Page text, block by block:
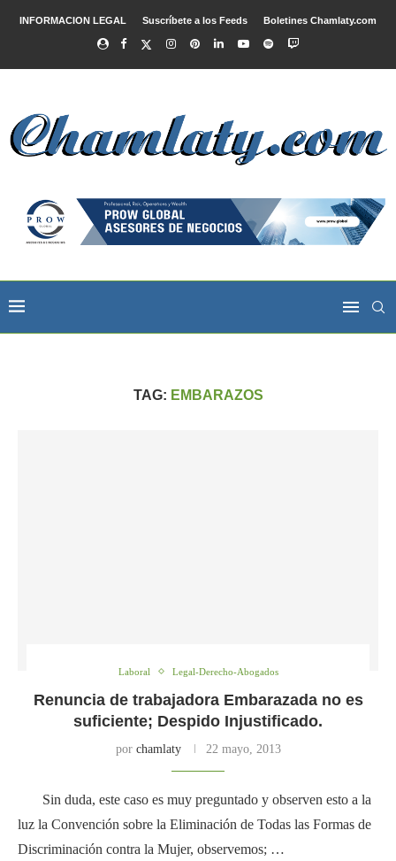
INFORMACION LEGAL Suscríbete a los Feeds Boletines Chamlaty.com
TAG: EMBARAZOS
Laboral Legal-Derecho-Abogados
Renuncia de trabajadora Embarazada no es
suficiente; Despido Injustificado.
por chamlaty 22 mayo, 2013
Sin duda, este caso es muy preguntado y observen esto a la
luz la Convención sobre la Eliminación de Todas las Formas de
Discriminación contra la Mujer, observemos; …